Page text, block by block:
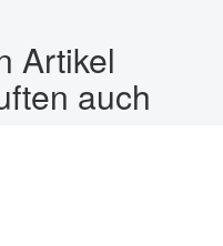
Artikel
auch